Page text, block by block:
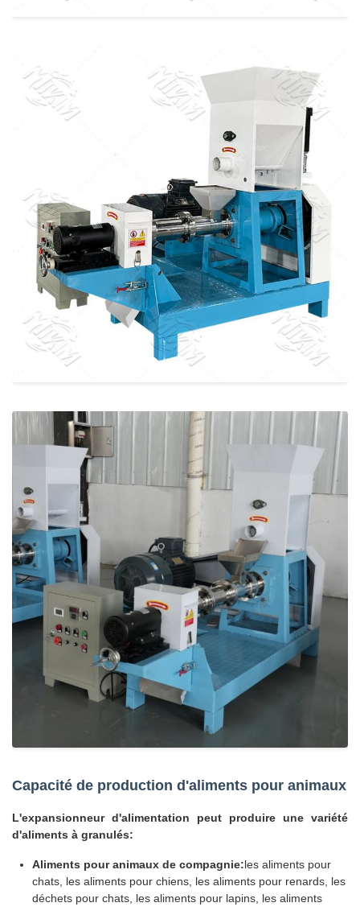
Capacité de production d'aliments pour animaux
L'expansionneur d'alimentation peut produire une variété
d'aliments à granulés:
Aliments pour animaux de compagnie:les aliments pour
chats, les aliments pour chiens, les aliments pour renards, les
déchets pour chats, les aliments pour lapins, les aliments